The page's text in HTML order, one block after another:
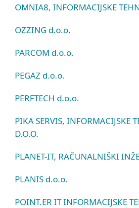
OMNIA8, INFORMACIJSKE
OZZING d.o.o.
PARCOM d.o.o.
PEGAZ d.o.o.
PERFTECH d.o.o.
PIKA SERVIS, INFORMACIJSKE
D.O.O.
PLANET-IT, RAČUNALNIŠKI
PLANIS d.o.o.
POINT.ER IT INFORMACIJSKE